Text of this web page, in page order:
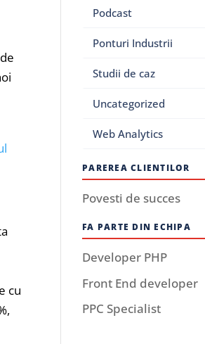
cu
Podcast
Ponturi Industrii
Studii de caz
Uncategorized
Web Analytics
PAREREA CLIENTILOR
Povesti de succes
FA PARTE DIN ECHIPA
Developer PHP
Front End developer
PPC Specialist